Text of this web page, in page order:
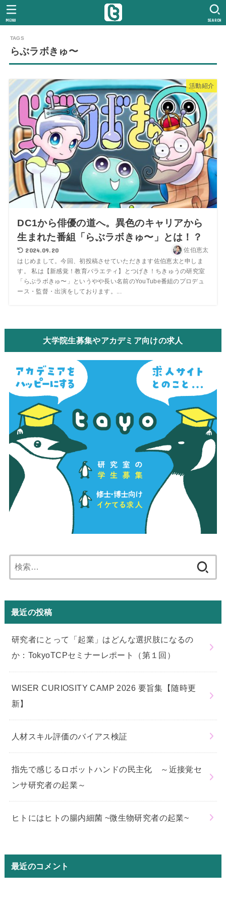
SEARCH
MENU
らぶラボきゅ〜
活動紹介
DC1から俳優の道へ。異色のキャリアから
生まれた番組「らぶラボきゅ〜」とは！？
2024.09.20 佐伯恵太
はじめまして。今回、初投稿させていただきます佐伯恵太と申しま
す。 私は【新感覚！教育バラエティ】とつげき！ちきゅうの研究室
「らぶラボきゅ〜」というやや長い名前のYouTube番組のプロデュ
ース・監督・出演をしております。...
大学院生募集やアカデミア向けの求人
索:
最近の投稿
研究者にとって「起業」はどんな選択肢になるの
か：TokyoTCPセミナーレポート（第１回）
WISER CURIOSITY CAMP 2026 要旨集【随時更
新】
人材スキル評価のバイアス検証
指先で感じるロボットハンドの民主化 ～近接覚セ
ンサ研究者の起業～
ヒトにはヒトの腸内細菌 ~微生物研究者の起業~
最近のコメント